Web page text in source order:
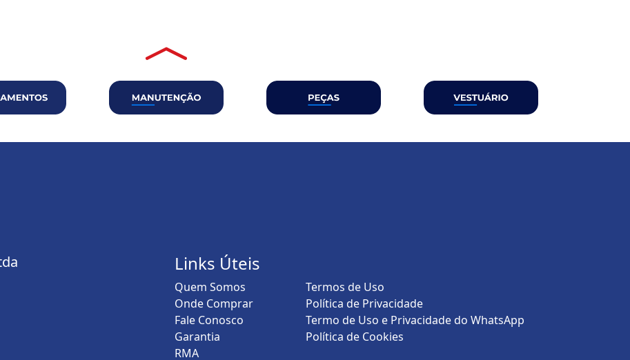
Links Úteis
Quem Somos
Onde Comprar
Fale Conosco
Garantia
RMA
Termos de Uso
Política de Privacidade
Termo de Uso e Privacidade do WhatsApp
Política de Cookies